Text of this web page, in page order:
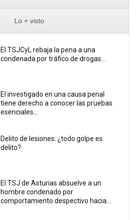
Lo + visto
El TSJCyL rebaja la pena a una
condenada por tráfico de drogas...
El investigado en una causa penal
tiene derecho a conocer las pruebas
esenciales...
Delito de lesiones: ¿todo golpe es
delito?
El TSJ de Asturias absuelve a un
hombre condenado por
comportamiento despectivo hacia...